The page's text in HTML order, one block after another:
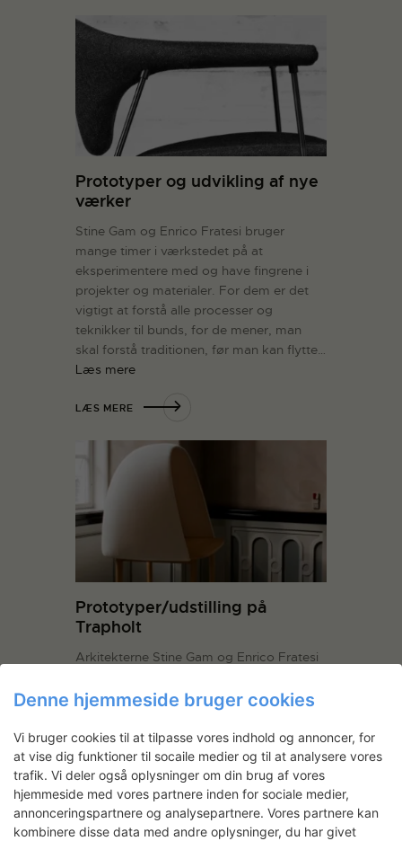
Prototyper og udvikling af nye
værker
Stine Gam og Enrico Fratesi bruger
mange timer i værkstedet på at
eksperimentere med og have fingrene i
projekter og materialer. For dem er det
vigtigt at forstå alle processer og
teknikker til bunds, for de mener, man
skal forstå traditionen, før man kan flytte…
Læs mere
LÆS MERE
Prototyper/udstilling på
Trapholt
Arkitekterne Stine Gam og Enrico Fratesi
Statens Værksteder i januar 2010 for at
arbejde på nye prototyper og forberede
udstilling på Trapholt i Kolding til foråret
samme år. Duo’ens designfilosofi er i høj
grad bygget over et solidt skelet af
traditioner og…Læs mere
LÆS MERE
Denne hjemmeside bruger cookies
Vi bruger cookies til at tilpasse vores indhold og annoncer, for
at vise dig funktioner til socaile medier og til at analysere vores
trafik. Vi deler også oplysninger om din brug af vores
hjemmeside med vores partnere inden for sociale medier,
annonceringspartnere og analysepartnere. Vores partnere kan
kombinere disse data med andre oplysninger, du har givet